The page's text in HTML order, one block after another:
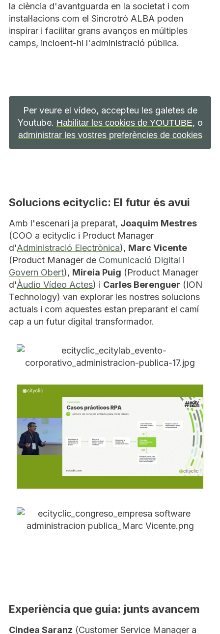
la ciència d'avantguarda en la societat i com
instal·lacions com el Sincrotró ALBA poden
inspirar i facilitar grans avanços en múltiples
camps, incloent-hi l'administració pública.
Per veure el vídeo, accepteu les galetes de
Youtube. Habilitar les cookies de YOUTUBE, o
administrar les vostres preferències de cookies
Solucions ecityclic: El futur és avui
Amb l'escenari ja preparat, Joaquim Mestres
(COO a ecityclic i Product Manager
d'Administració Electrònica), Marc Vicente
(Product Manager de Comunicació Digital i
Govern Obert), Mireia Puig (Product Manager
d'Àudio Vídeo Actes) i Carles Berenguer (ION
Technology) van explorar les nostres solucions
actuals i com aquestes estan preparant el camí
cap a un futur digital transformador.
Experiència que guia: junts avancem
Cindea Saranz (Customer Service Manager a